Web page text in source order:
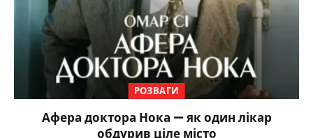
РОЗВАГИ
Афера доктора Нока — як один лікар
обдурив ціле місто